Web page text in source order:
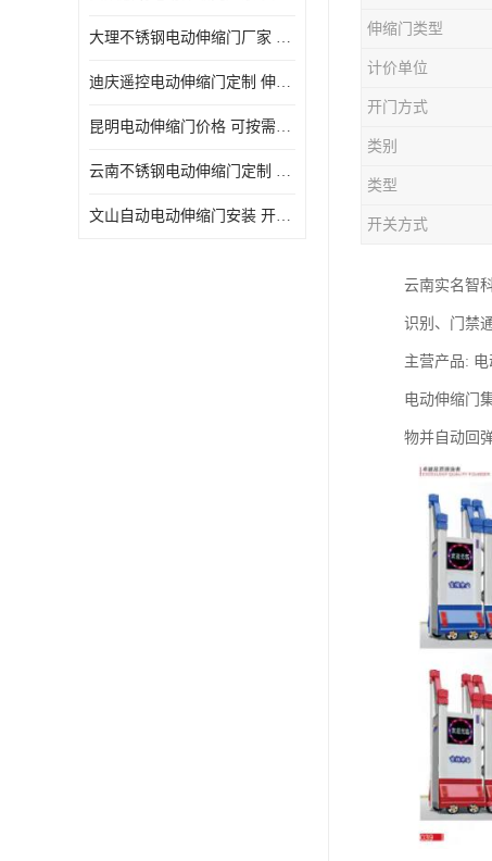
大理不锈钢电动伸缩门厂家 适合狭窄通道
迪庆遥控电动伸缩门定制 伸缩结构设计
昆明电动伸缩门价格 可按需定制
云南不锈钢电动伸缩门定制 自动化操作
文山自动电动伸缩门安装 开启后占用空间小
伸缩门类型
计价单位
开门方式
类别
类型
开关方式
云南实名智
识别、门禁
主营产品:
电动伸缩门
物并自动回